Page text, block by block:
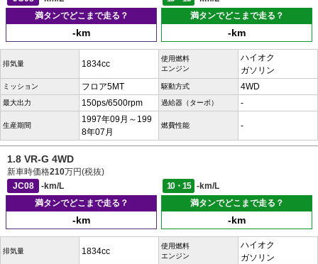
満タンでどこまで走る？
-km
満タンでどこまで走る？
-km
排気量 1834cc
使用燃料
エンジン
ハイオク
ガソリン
ミッション フロア5MT 駆動方式 4WD
最大出力 150ps/6500rpm 過給器（ターボ） -
生産期間
1997年09月～199
8年07月
燃費性能 -
1.8 VR-G 4WD
新車時価格210万円(税抜)
JC08
-km/L 10・15
-km/L
満タンでどこまで走る？
-km
満タンでどこまで走る？
-km
排気量 1834cc
使用燃料
エンジン
ハイオク
ガソリン